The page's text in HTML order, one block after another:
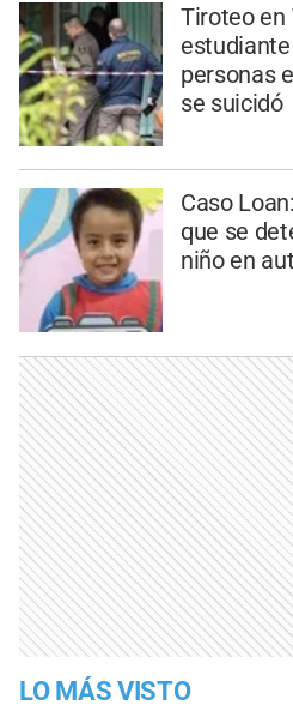
Tiroteo en
personas
se suicidó
Caso
que se
niño en
LO MÁS VISTO